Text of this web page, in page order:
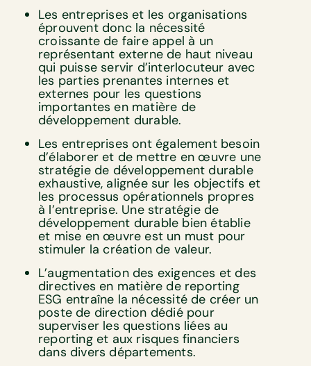
Les entreprises et les organisations
éprouvent donc la nécessité
croissante de faire appel à un
représentant externe de haut niveau
qui puisse servir d’interlocuteur avec
les parties prenantes internes et
externes pour les questions
importantes en matière de
développement durable.
Les entreprises ont également besoin
d’élaborer et de mettre en œuvre une
stratégie de développement durable
exhaustive, alignée sur les objectifs et
les processus opérationnels propres
à l’entreprise. Une stratégie de
développement durable bien établie
et mise en œuvre est un must pour
stimuler la création de valeur.
L’augmentation des exigences et des
directives en matière de reporting
ESG entraîne la nécessité de créer un
poste de direction dédié pour
superviser les questions liées au
reporting et aux risques financiers
dans divers départements.